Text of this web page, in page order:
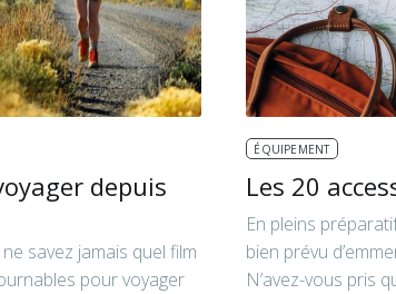
depuis
savez jamais quel film
pour voyager
ÉQUIPEMENT
Les 20
En pleins
bien prévu
N’avez-vous pris